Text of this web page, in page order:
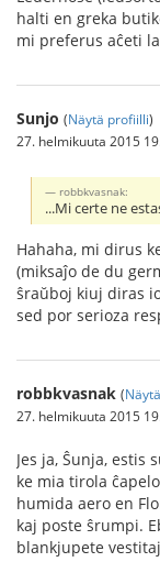
halti en greka
mi preferus aĉeti
Sunjo (Näytä profiilli)
27. helmikuuta 2015
robbkvasnak:
...Mi certe ne
Hahaha, mi dirus
(miksaĵo de du
ŝraŭboj kiuj diras
sed por serioza
robbkvasnak (
27. helmikuuta 2015
Jes ja, Ŝunja, estis
ke mia tirola
humida aero en
kaj poste ŝrumpi.
blankjupete